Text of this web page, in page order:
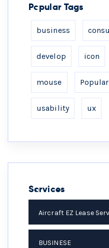
Popular Tags
business
develop icon
mouse Popular
usability ux
Services
Aircraft EZ Lease
BUSINESE